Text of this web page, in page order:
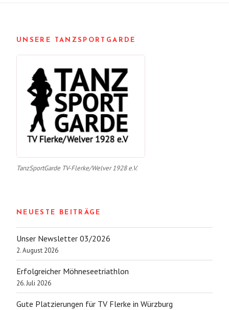
UNSERE TANZSPORTGARDE
TanzSportGarde TV-Flerke/Welver 1928 e.V.
NEUESTE BEITRÄGE
Unser Newsletter 03/2026
2. August 2026
Erfolgreicher Möhneseetriathlon
26. Juli 2026
Gute Platzierungen für TV Flerke in Würzburg